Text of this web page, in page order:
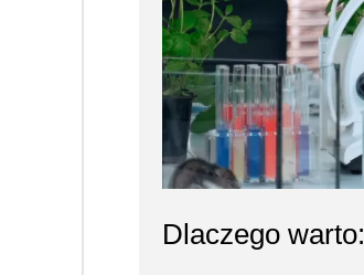
Dlaczego warto: